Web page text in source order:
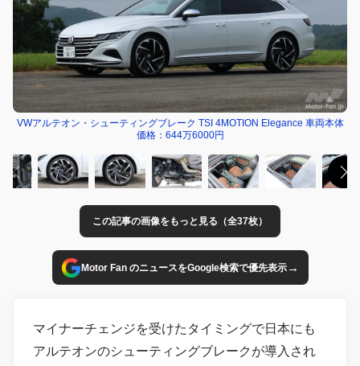
VWアルテオン・シューティングブレーク TSI 4MOTION Elegance 車両本体
価格：644万6000円
この記事の画像をもっと見る（全37枚）
Motor Fan のニュースをGoogle検索で優先表示→
マイナーチェンジを受けたタイミングで日本にも
アルテオンのシューティングブレークが導入され